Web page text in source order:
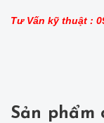
Tư Vấn kỹ thuật :
Sản phẩm